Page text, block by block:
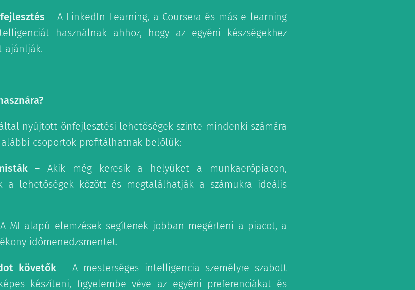
– A LinkedIn Learning, a Coursera és más e-learning
használnak ahhoz, hogy az egyéni készségekhez
ajánlják.
nyújtott önfejlesztési lehetőségek szinte mindenki számára
alábbi csoportok profitálhatnak belőlük:
– Akik még keresik a helyüket a munkaerőpiacon,
a lehetőségek között és megtalálhatják a számukra ideális
MI-alapú elemzések segítenek jobban megérteni a piacot, a
időmenedzsmentet.
követők– A mesterséges intelligencia személyre szabott
készíteni, figyelembe véve az egyéni preferenciákat és